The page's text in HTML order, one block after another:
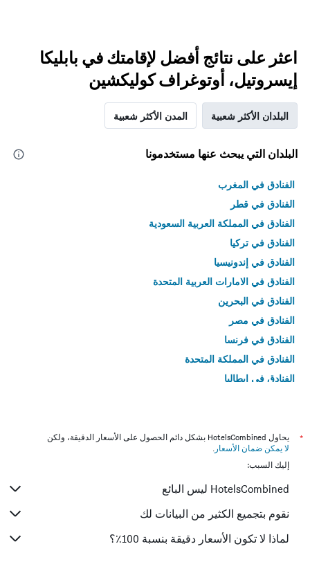
اعثر على نتائج أفضل لإقامتك في بابليكا
إيسروتيل، أوتوغراف كوليكشين
البلدان الأكثر شعبية المدن الأكثر شعبية
البلدان التي يبحث عنها مستخدمونا
الفنادق في المغرب
الفنادق في قطر
الفنادق في المملكة العربية السعودية
الفنادق في تركيا
الفنادق في إندونيسيا
الفنادق في الامارات العربية المتحدة
الفنادق في البحرين
الفنادق في مصر
الفنادق في فرنسا
الفنادق في المملكة المتحدة
الفنادق في إيطاليا
*
يحاول HotelsCombined بشكل دائم الحصول على الأسعار الدقيقة، ولكن
لا يمكن ضمان الأسعار .
إليك السبب:
HotelsCombined ليس البائع
نقوم بتجميع الكثير من البيانات لك
لماذا لا تكون الأسعار دقيقة بنسبة 100٪؟